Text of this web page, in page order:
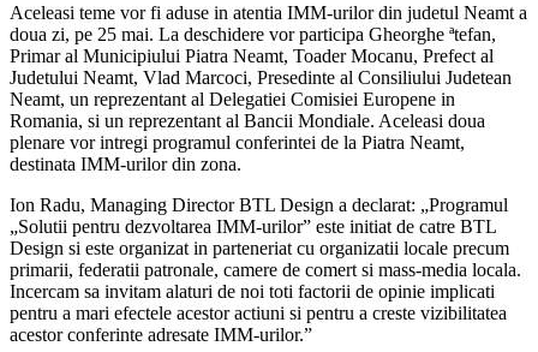
Aceleasi teme vor fi aduse in atentia IMM-urilor din judetul Neamt a
doua zi, pe 25 mai. La deschidere vor participa Gheorghe ªtefan,
Primar al Municipiului Piatra Neamt, Toader Mocanu, Prefect al
Judetului Neamt, Vlad Marcoci, Presedinte al Consiliului Judetean
Neamt, un reprezentant al Delegatiei Comisiei Europene in
Romania, si un reprezentant al Bancii Mondiale. Aceleasi doua
plenare vor intregi programul conferintei de la Piatra Neamt,
destinata IMM-urilor din zona.
Ion Radu, Managing Director BTL Design a declarat: „Programul
„Solutii pentru dezvoltarea IMM-urilor” este initiat de catre BTL
Design si este organizat in parteneriat cu organizatii locale precum
primarii, federatii patronale, camere de comert si mass-media locala.
Incercam sa invitam alaturi de noi toti factorii de opinie implicati
pentru a mari efectele acestor actiuni si pentru a creste vizibilitatea
acestor conferinte adresate IMM-urilor.”